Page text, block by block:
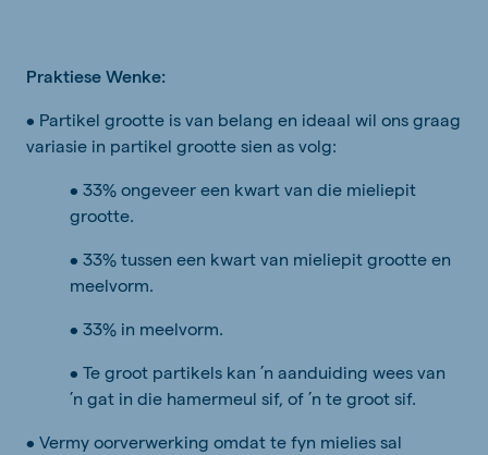
Praktiese Wenke:
• Partikel grootte is van belang en ideaal wil ons graag
variasie in partikel grootte sien as volg:
• 33% ongeveer een kwart van die mieliepit
grootte.
• 33% tussen een kwart van mieliepit grootte en
meelvorm.
• 33% in meelvorm.
• Te groot partikels kan ’n aanduiding wees van
’n gat in die hamermeul sif, of ’n te groot sif.
• Vermy oorverwerking omdat te fyn mielies sal